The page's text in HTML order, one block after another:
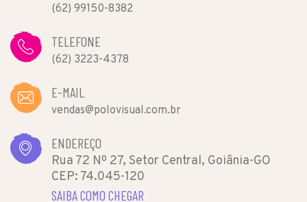
(62) 99150-8382
TELEFONE
(62) 3223-4378
E-MAIL
vendas@polovisual.com.br
ENDEREÇO
Rua 72 Nº 27, Setor Central, Goiânia-GO
CEP: 74.045-120
SAIBA COMO CHEGAR